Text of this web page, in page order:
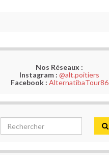
Nos Réseaux :
Instagram : @alt.poitiers
Facebook : AlternatibaTour86
Search for: